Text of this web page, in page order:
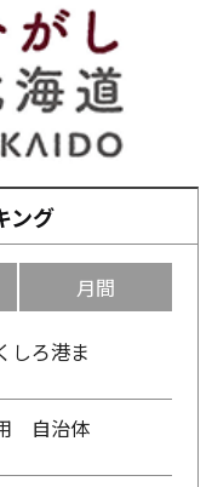
ング
月間
しろ港ま
自治体